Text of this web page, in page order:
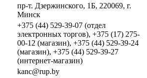
пр-т. Дзержинского, 1Б, 220069, г.
Минск
+375 (44) 529-39-07 (отдел
электронных торгов), +375 (17) 275-
00-12 (магазин), +375 (44) 529-39-24
(магазин), +375 (44) 529-39-27
(интернет-магазин)
kanc@rup.by